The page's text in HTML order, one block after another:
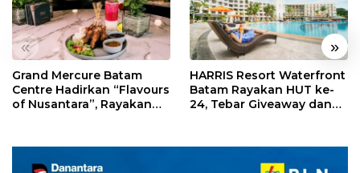
« »
Grand Mercure Batam
Centre Hadirkan “Flavours
of Nusantara”, Rayakan
HARRIS Resort Waterfront
Batam Rayakan HUT ke-
24, Tebar Giveaway dan